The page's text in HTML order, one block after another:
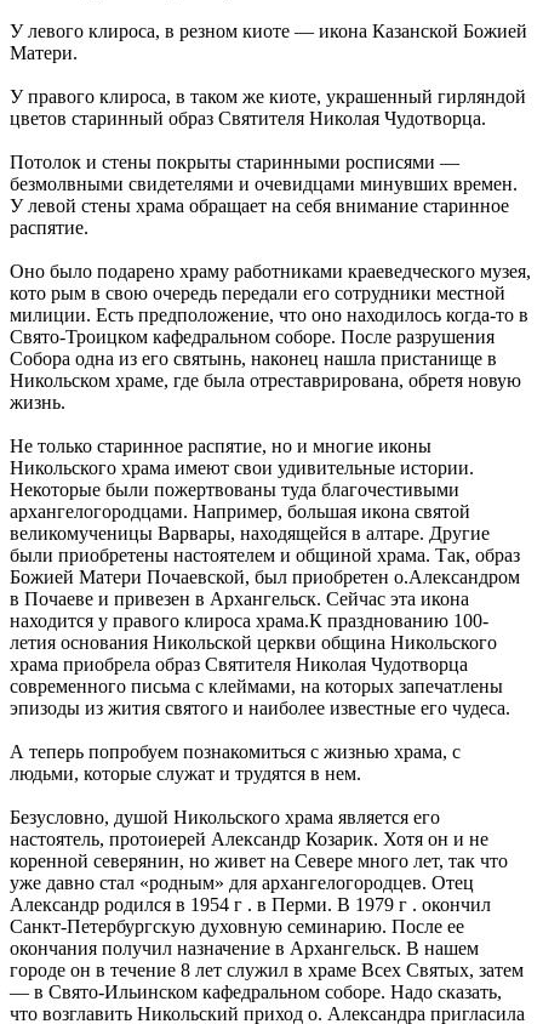
У левого клироса, в резном киоте — икона Казанской Божией
Матери.
У правого клироса, в таком же киоте, украшенный гирляндой
цветов старинный образ Святителя Николая Чудотворца.
Потолок и стены покрыты старинными росписями —
безмолвными свидетелями и очевидцами минувших времен.
У левой стены храма обращает на себя внимание старинное
распятие.
Оно было подарено храму работниками краеведческого музея,
кото рым в свою очередь передали его сотрудники местной
милиции. Есть предположение, что оно находилось когда-то в
Свято-Троицком кафедральном соборе. После разрушения
Собора одна из его святынь, наконец нашла пристанище в
Никольском храме, где была отреставрирована, обретя новую
жизнь.
Не только старинное распятие, но и многие иконы
Никольского храма имеют свои удивительные истории.
Некоторые были пожертвованы туда благочестивыми
архангелогородцами. Например, большая икона святой
великомученицы Варвары, находящейся в алтаре. Другие
были приобретены настоятелем и общиной храма. Так, образ
Божией Матери Почаевской, был приобретен о.Александром
в Почаеве и привезен в Архангельск. Сейчас эта икона
находится у правого клироса храма.К празднованию 100-
летия основания Никольской церкви община Никольского
храма приобрела образ Святителя Николая Чудотворца
современного письма с клеймами, на которых запечатлены
эпизоды из жития святого и наиболее известные его чудеса.
А теперь попробуем познакомиться с жизнью храма, с
людьми, которые служат и трудятся в нем.
Безусловно, душой Никольского храма является его
настоятель, протоиерей Александр Козарик. Хотя он и не
коренной северянин, но живет на Севере много лет, так что
уже давно стал «родным» для архангелогородцев. Отец
Александр родился в 1954 г . в Перми. В 1979 г . окончил
Санкт-Петербургскую духовную семинарию. После ее
окончания получил назначение в Архангельск. В нашем
городе он в течение 8 лет служил в храме Всех Святых, затем
— в Свято-Ильинском кафедральном соборе. Надо сказать,
что возглавить Никольский приход о. Александра пригласила